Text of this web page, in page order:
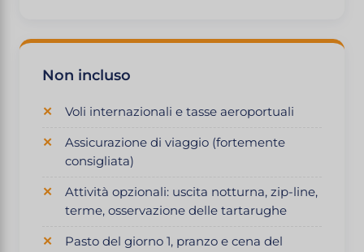
Non incluso
Voli internazionali e tasse aeroportuali
Assicurazione di viaggio (fortemente
consigliata)
Attività opzionali: uscita notturna, zip-line,
terme, osservazione delle tartarughe
Pasto del giorno 1, pranzo e cena del